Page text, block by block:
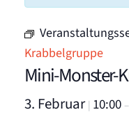
Krabbelgruppe
Mini-Monster-
3. Februar| 10:00 –